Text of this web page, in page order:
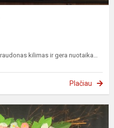
kilimas ir gera nuotaika…
Plačiau